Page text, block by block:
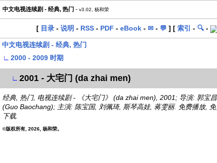
中文电视连续剧 - 经典, 热门 - v3.02, 杨和荣
[ 目录 - 说明 - RSS - PDF - eBook - ✉ - 💬 ] [ 索引 - 🔍 -
中文电视连续剧 - 经典, 热门
∟
2000 - 2009 时期
∟ 2001 - 大宅门 (da zhai men)
经典, 热门, 电视连续剧 - 《大宅门》 (da zhai men), 2001; 导演: 郭宝昌
(Guo Baochang); 主演: 陈宝国, 刘佩琦, 斯琴高娃, 蒋雯丽. 免费播放,
下载.
©版权所有, 2026, 杨和荣。